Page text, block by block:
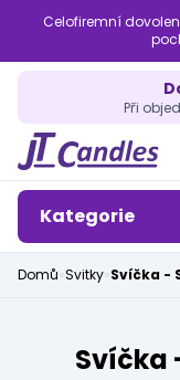
Celofiremní
Při
Kategorie
Domů»Svitky»Svíčka -
Svíčka